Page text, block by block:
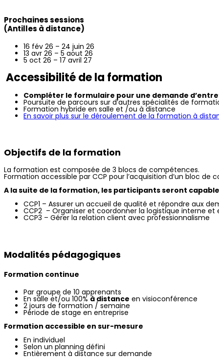
Prochaines sessions
(Antilles à distance)
16 fév 26 – 24 juin 26
13 avr 26 – 5 aout 26
5 oct 26 – 17 avril 27
Accessibilité de la formation
Compléter le formulaire pour une demande
Poursuite de parcours sur d’autres spécialités de
Formation hybride en salle et /ou à distance
En savoir plus sur le déroulement de la formation à
Objectifs de la formation
La formation est composée de 3 blocs de compétences.
Formation accessible par CCP pour l’acquisition d’un bloc de
A la suite de la formation, les participants seront
CCP1 – Assurer un accueil de qualité et répondre aux
CCP2 – Organiser et coordonner la logistique interne et
CCP3 – Gérer la relation client avec professionnalisme
Modalités pédagogiques
Formation continue
Par groupe de 10 apprenants
En salle et/ou 100% à distance en visioconférence
2 jours de formation / semaine
Période de stage en entreprise
Formation accessible en sur-mesure
En individuel
Selon un planning défini
Entièrement à distance sur demande